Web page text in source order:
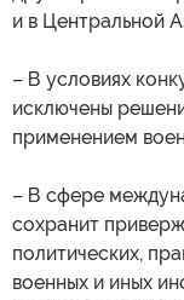
и в Центральной
– В условиях
исключены
применением
– В сфере
сохранит
политических,
военных и иных